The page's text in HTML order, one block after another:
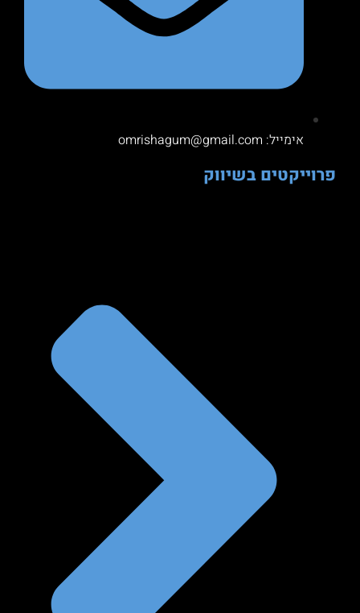
אימייל: omrishagum@gmail.com
פרוייקטים בשיווק